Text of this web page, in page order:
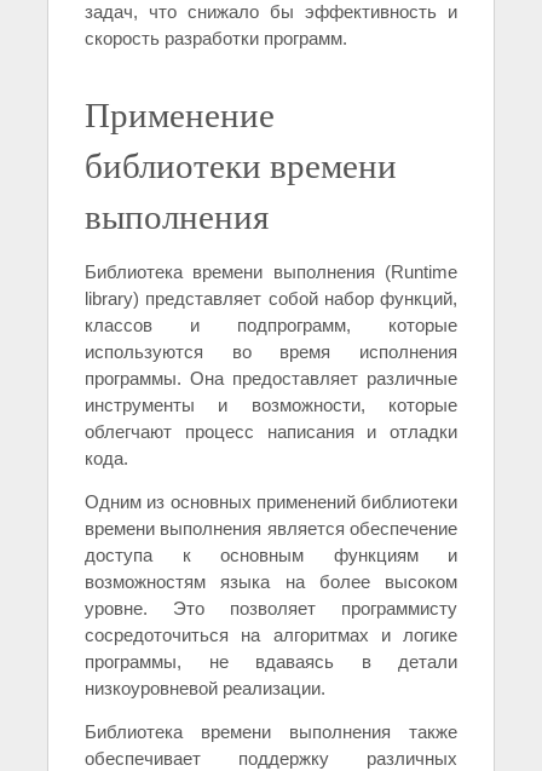
задач, что снижало бы эффективность и
скорость разработки программ.
Применение
библиотеки времени
выполнения
Библиотека времени выполнения (Runtime
library) представляет собой набор функций,
классов и подпрограмм, которые
используются во время исполнения
программы. Она предоставляет различные
инструменты и возможности, которые
облегчают процесс написания и отладки
кода.
Одним из основных применений библиотеки
времени выполнения является обеспечение
доступа к основным функциям и
возможностям языка на более высоком
уровне. Это позволяет программисту
сосредоточиться на алгоритмах и логике
программы, не вдаваясь в детали
низкоуровневой реализации.
Библиотека времени выполнения также
обеспечивает поддержку различных